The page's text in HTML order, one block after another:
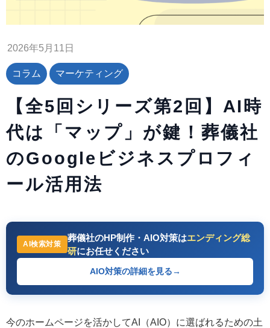
2026年5月11日
コラム マーケティング
【全5回シリーズ第2回】AI時
代は「マップ」が鍵！葬儀社
のGoogleビジネスプロフィ
ール活用法
AI検索対策
葬儀社のHP制作・AIO対策はエンディング総
研にお任せください
AIO対策の詳細を見る→
今のホームページを活かしてAI（AIO）に選ばれるための土